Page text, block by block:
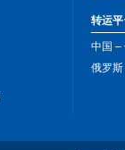
转运
中国 –
俄罗